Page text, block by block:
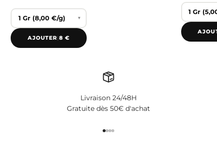
▾
AJOUTER|8 €
Livraison 24/48H
Gratuite dès 50€ d'achat